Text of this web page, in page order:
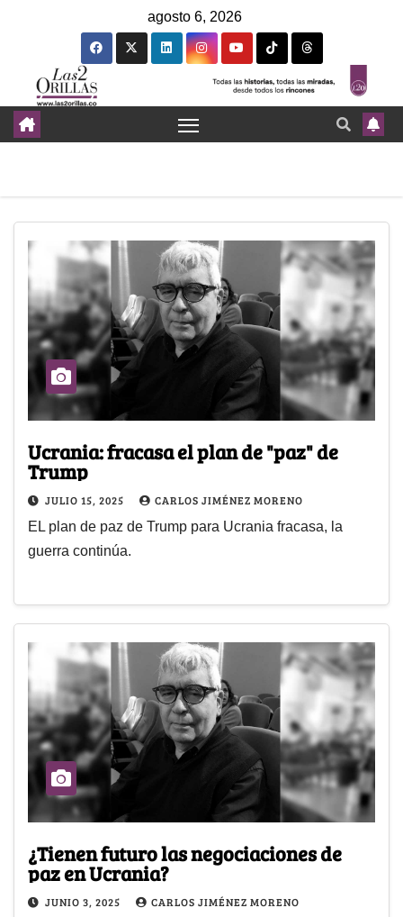
agosto 6, 2026
Ucrania: fracasa el plan de "paz" de
Trump
JULIO 15, 2025 CARLOS JIMÉNEZ MORENO
EL plan de paz de Trump para Ucrania fracasa, la
guerra continúa.
¿Tienen futuro las negociaciones de
paz en Ucrania?
JUNIO 3, 2025 CARLOS JIMÉNEZ MORENO